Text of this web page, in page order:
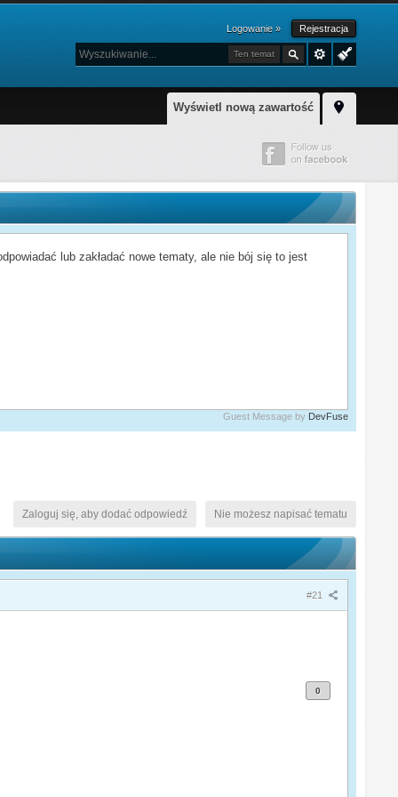
Logowanie » Rejestracja
Ten temat
Wyświetl nową zawartość
lub zakładać nowe tematy, ale nie bój się to jest
Guest Message by DevFuse
Nie możesz napisać tematu
Zaloguj się, aby dodać odpowiedź
#21
0